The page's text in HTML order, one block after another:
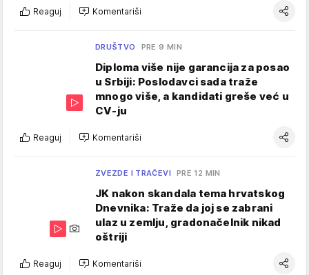
Reaguj Komentariši
DRUŠTVO PRE 9 MIN
Diploma više nije garancija za posao
u Srbiji: Poslodavci sada traže
mnogo više, a kandidati greše već u
CV-ju
Reaguj Komentariši
ZVEZDE I TRAČEVI PRE 12 MIN
JK nakon skandala tema hrvatskog
Dnevnika: Traže da joj se zabrani
ulaz u zemlju, gradonačelnik nikad
oštriji
Reaguj Komentariši